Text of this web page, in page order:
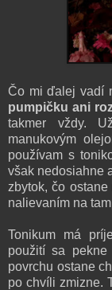
Čo mi ďalej vadí
pumpičku ani
takmer vždy.
manukovým
používam s
však nedosiahne
zbytok, čo ostane
nalievaním na
Tonikum má
použití sa pekne
povrchu ostane
po chvíli zmizne.